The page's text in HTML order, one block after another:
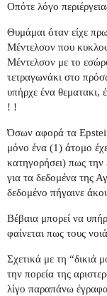
Οπότε λόγο
Θυμάμαι όταν είχε
Μέντελσον που
Μέντελσον με το
τετραγωνάκι στο
υπήρχε ένα
! !
Όσων αφορά τα
μόνο ένα (1) άτομο
κατηγορήσει) πως
για τα δεδομένα της
δεδομένο πήγαινε
Βέβαια μπορεί να
φαίνεται πως τους
Σχετικά με τη “δικιά
την πορεία της
λίγο παραπάνω